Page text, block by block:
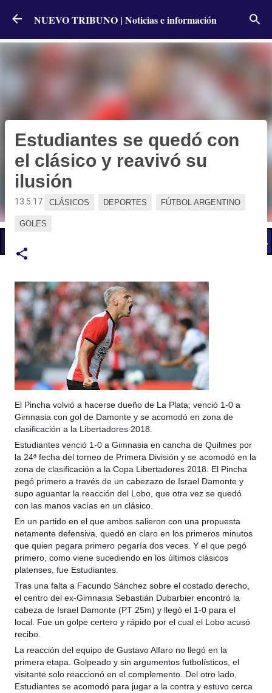
Ir al contenido principal
NUEVO TRIBUNO | Noticias e información
Estudiantes se quedó con
el clásico y reavivó su
ilusión
13.5.17 CLÁSICOS DEPORTES FÚTBOL ARGENTINO
GOLES
El Pincha volvió a hacerse dueño de La Plata; venció 1-0 a
Gimnasia con gol de Damonte y se acomodó en zona de
clasificación a la Libertadores 2018.
Estudiantes venció 1-0 a Gimnasia en cancha de Quilmes por
la 24ª fecha del torneo de Primera División y se acomodó en la
zona de clasificación a la Copa Libertadores 2018. El Pincha
pegó primero a través de un cabezazo de Israel Damonte y
supo aguantar la reacción del Lobo, que otra vez se quedó
con las manos vacías en un clásico.
En un partido en el que ambos salieron con una propuesta
netamente defensiva, quedó en claro en los primeros minutos
que quien pegara primero pegaría dos veces. Y el que pegó
primero, como viene sucediendo en los últimos clásicos
platenses, fue Estudiantes.
Tras una falta a Facundo Sánchez sobre el costado derecho,
el centro del ex-Gimnasia Sebastián Dubarbier encontró la
cabeza de Israel Damonte (PT 25m) y llegó el 1-0 para el
local. Fue un golpe certero y rápido por el cual el Lobo acusó
recibo.
La reacción del equipo de Gustavo Alfaro no llegó en la
primera etapa. Golpeado y sin argumentos futbolísticos, el
visitante solo reaccionó en el complemento. Del otro lado,
Estudiantes se acomodó para jugar a la contra y estuvo cerca